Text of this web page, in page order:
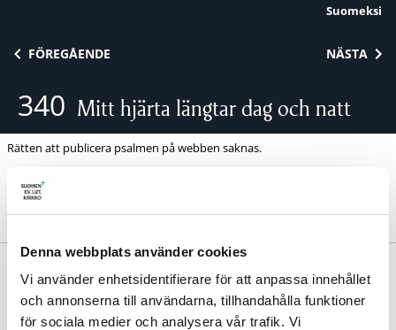
Denna webbplats använder cookies
Vi använder enhetsidentifierare för att anpassa innehållet
och annonserna till användarna, tillhandahålla funktioner
för sociala medier och analysera vår trafik. Vi
Suomeksi
FÖREGÅENDE NÄSTA
340 Mitt hjärta längtar dag och natt
Rätten att publicera psalmen på webben saknas.
Jacob Tegengren 1922. | Melodi: Henrik Sundblad
1923.
Avdelning:Tvivel och tro